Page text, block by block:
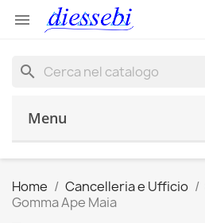

search
Menu
Home Cancelleria e Ufficio
Gomma Ape Maia